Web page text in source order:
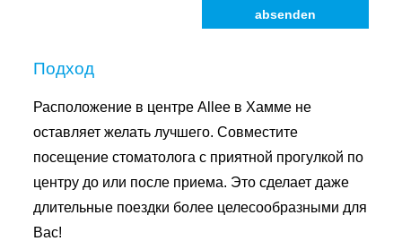
absenden
Подход
Расположение в центре Allee в Хамме не
оставляет желать лучшего. Совместите
посещение стоматолога с приятной прогулкой по
центру до или после приема. Это сделает даже
длительные поездки более целесообразными для
Вас!